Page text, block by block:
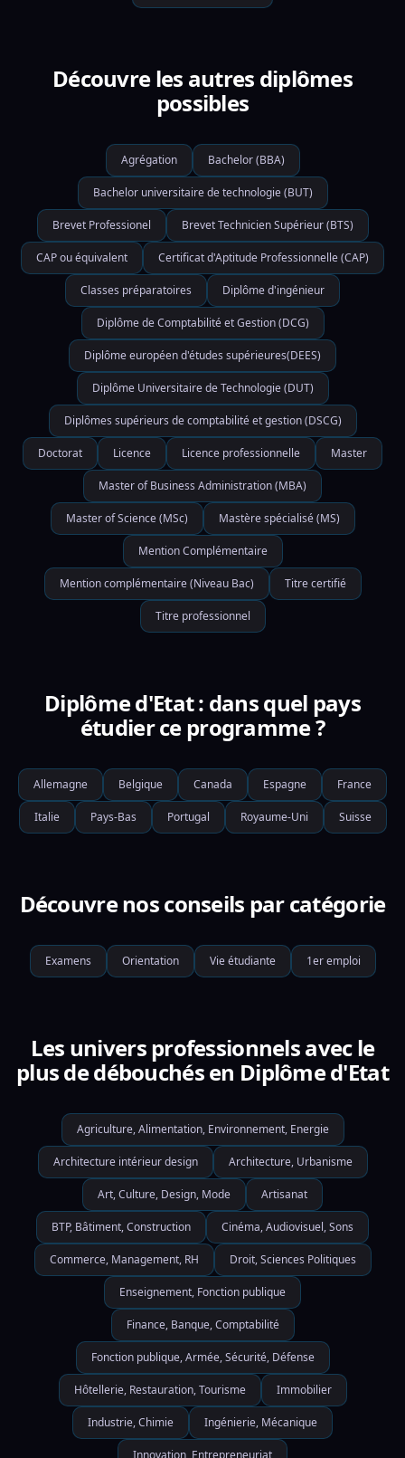
Découvre les autres diplômes
possibles
Agrégation Bachelor (BBA)
Bachelor universitaire de technologie (BUT)
Brevet Professionel Brevet Technicien Supérieur (BTS)
CAP ou équivalent Certificat d'Aptitude Professionnelle (CAP)
Classes préparatoires Diplôme d'ingénieur
Diplôme de Comptabilité et Gestion (DCG)
Diplôme européen d'études supérieures(DEES)
Diplôme Universitaire de Technologie (DUT)
Diplômes supérieurs de comptabilité et gestion (DSCG)
Doctorat Licence Licence professionnelle Master
Master of Business Administration (MBA)
Master of Science (MSc) Mastère spécialisé (MS)
Mention Complémentaire
Mention complémentaire (Niveau Bac) Titre certifié
Titre professionnel
Diplôme d'Etat : dans quel pays
étudier ce programme ?
Allemagne Belgique Canada Espagne France
Italie Pays-Bas Portugal Royaume-Uni Suisse
Découvre nos conseils par catégorie
Examens Orientation Vie étudiante 1er emploi
Les univers professionnels avec le
plus de débouchés en Diplôme d'Etat
Agriculture, Alimentation, Environnement, Energie
Architecture intérieur design Architecture, Urbanisme
Art, Culture, Design, Mode Artisanat
BTP, Bâtiment, Construction Cinéma, Audiovisuel, Sons
Commerce, Management, RH Droit, Sciences Politiques
Enseignement, Fonction publique
Finance, Banque, Comptabilité
Fonction publique, Armée, Sécurité, Défense
Hôtellerie, Restauration, Tourisme Immobilier
Industrie, Chimie Ingénierie, Mécanique
Innovation, Entrepreneuriat